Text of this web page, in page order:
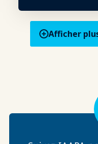
Afficher